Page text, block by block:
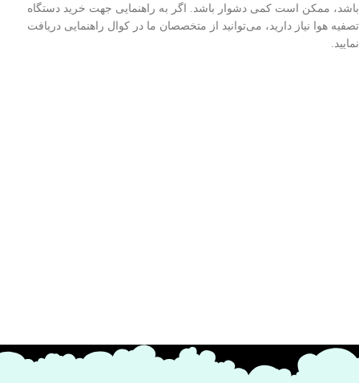
باشد، ممکن است کمی دشوار باشد. اگر به راهنمایی جهت خرید دستگاه
تصفیه هوا نیاز دارید، می‌توانید از متخصصان ما در کوال راهنمایی دریافت
نمایید.